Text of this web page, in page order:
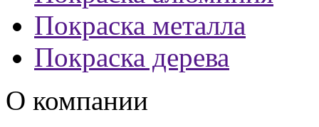
Покраска металла
Покраска дерева
О компании